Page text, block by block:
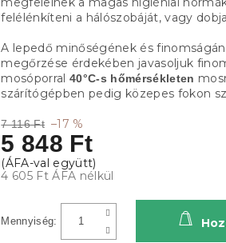
7 116 Ft –17 %
5 848 Ft
4 605 Ft ÁFA nélkül
felélénkíteni a hálószobáját, vagy
A lepedő minőségének és
megőrzése érdekében javasoljuk
mosóporral40°C-s hőmérsékleten
szárítógépben pedig közepes fokon